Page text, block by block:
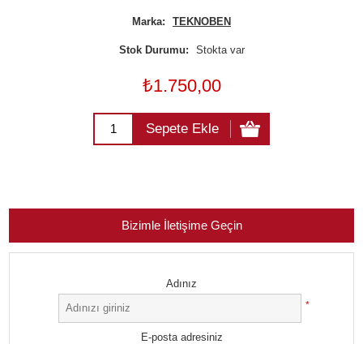
Marka: TEKNOBEN
Stok Durumu: Stokta var
₺1.750,00
Sepete Ekle
Bizimle İletişime Geçin
Adınız
*
E-posta adresiniz